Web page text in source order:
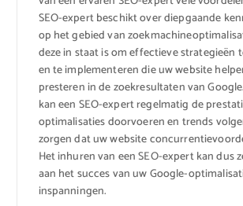
SEO-expert beschikt over diepgaande
op het gebied van
deze in staat is om effectieve strategieën
en te implementeren die uw website
presteren in de zoekresultaten van
kan een SEO-expert regelmatig de
optimalisaties doorvoeren en trends
zorgen dat uw website
Het inhuren van een SEO-expert kan dus
aan het succes van uw Google-
inspanningen.